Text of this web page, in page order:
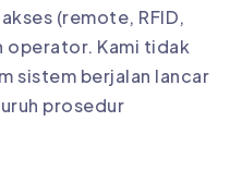
(remote, RFID,
operator. Kami tidak
sistem berjalan lancar
prosedur